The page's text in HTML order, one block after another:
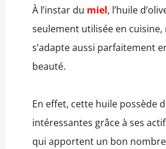
À l’instar du miel, l’huile
seulement utilisée en cuisine,
s’adapte aussi parfaitement
beauté.
En effet, cette huile possède
intéressantes grâce à ses
qui apportent un bon